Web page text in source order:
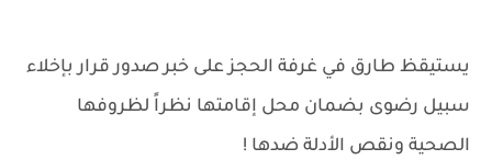
يستيقظ طارق في غرفة الحجز على خبر صدور قرار بإخلاء
سبيل رضوى بضمان محل إقامتها نظراً لظروفها
الصحية ونقص الأدلة ضدها !